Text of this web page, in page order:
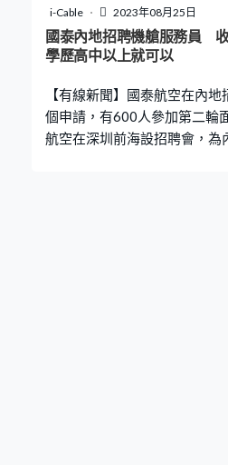
多，最少也得30％以上。」
日本水產是之前入口，會以七
全部銷毀。 不過他的如意算盤
日式餐廳的市民認為，當局本
i-Cable 2023年08月25日
國泰內地招聘機艙服務員
學歷高中以上就可以
【有線新聞】國泰航空在內
個申請，有600人參加第二輪
航空在深圳前海設招聘會，為